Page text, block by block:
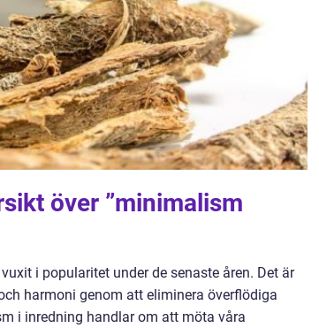
över ”minimalism
i popularitet under de senaste åren. Det är
harmoni genom att eliminera överflödiga
i inredning handlar om att möta våra